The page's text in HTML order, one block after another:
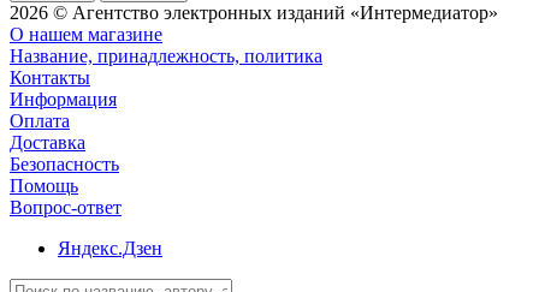
2026 © Агентство электронных изданий «Интермедиатор»
О нашем магазине
Название, принадлежность, политика
Контакты
Информация
Оплата
Доставка
Безопасность
Помощь
Вопрос-ответ
Яндекс.Дзен